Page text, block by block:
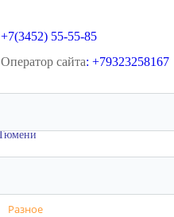
+7(3452) 55-55-85
Оператор сайта: +79323258167
Разное